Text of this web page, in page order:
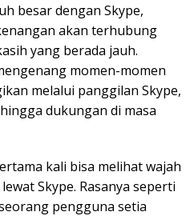
besar dengan Skype,
akan terhubung
yang berada jauh.
momen-momen
melalui panggilan Skype,
dukungan di masa
kali bisa melihat wajah
Skype. Rasanya seperti
pengguna setia